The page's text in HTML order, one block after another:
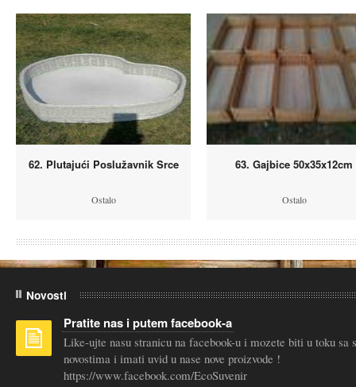
62. Plutajući Poslužavnik Srce
Ostalo
63. Gajbice 50x35x12cm
Ostalo
Novosti
Pratite nas i putem facebook-a
Like-ujte nasu stranicu na facebook-u i mozete biti u toku sa
novostima i imati uvid u nase nove proizvode !
https://www.facebook.com/EcoSuvenir